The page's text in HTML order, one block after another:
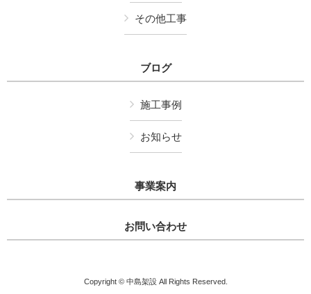
その他工事
ブログ
施工事例
お知らせ
事業案内
お問い合わせ
Copyright © 中島架設 All Rights Reserved.